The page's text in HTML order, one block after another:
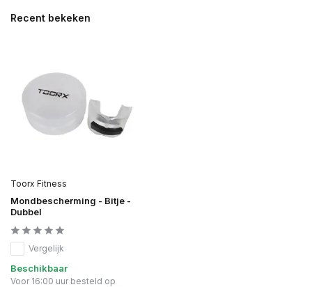
Recent bekeken
Toorx Fitness
Mondbescherming - Bitje -
Dubbel
Vergelijk
Beschikbaar
Voor 16:00 uur besteld op